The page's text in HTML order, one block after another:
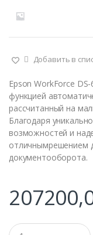
Добавить в
Epson WorkForce
функцией
рассчитанный на
Благодаря
возможностей и
отличнымрешением
документооборота.
Q